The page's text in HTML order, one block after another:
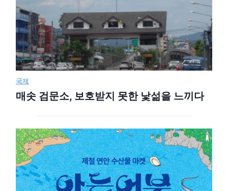
국제
매솟 검문소, 보호받지 못한 낯섦을 느끼다